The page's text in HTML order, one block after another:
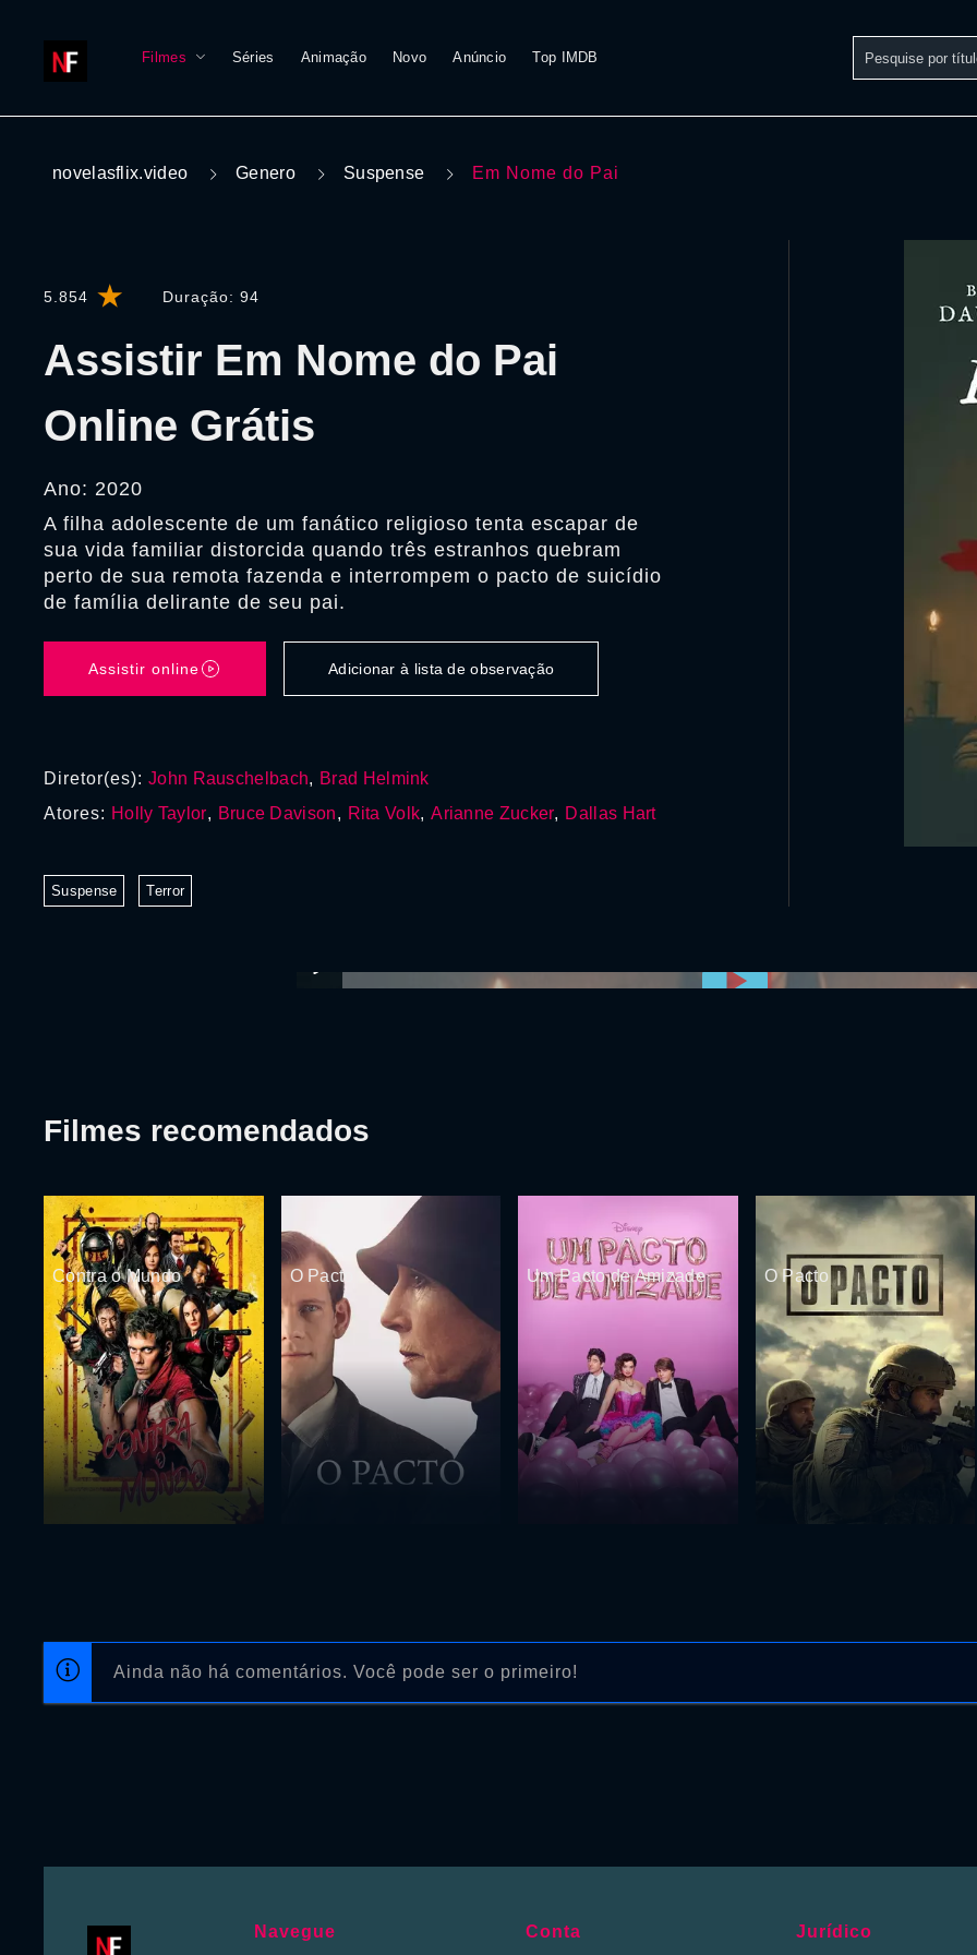
Filmes Séries Animação Novo Anúncio Top IMDB
novelasflix.video Genero Suspense Em Nome do Pai
5.854 Duração: 94
Assistir Em Nome do Pai
Online Grátis
Ano: 2020
A filha adolescente de um fanático religioso tenta escapar de
sua vida familiar distorcida quando três estranhos quebram
perto de sua remota fazenda e interrompem o pacto de suicídio
de família delirante de seu pai.
Assistir online Adicionar à lista de observação
Diretor(es): John Rauschelbach, Brad Helmink
Atores: Holly Taylor, Bruce Davison, Rita Volk,Arianne Zucker, Dallas Hart
Suspense Terror
Ainda não há comentários. Você pode ser o primeiro!
Filmes recomendados
Contra o Mundo O Pacto Um Pacto de Amizade O Pacto
Navegue Conta Jurídico